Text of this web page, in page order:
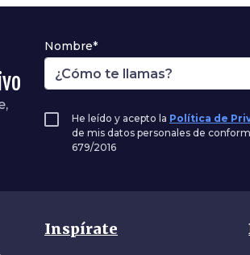
Nombre*
He leído y acepto la Política de
de mis datos personales de
679/2016
Inspírate